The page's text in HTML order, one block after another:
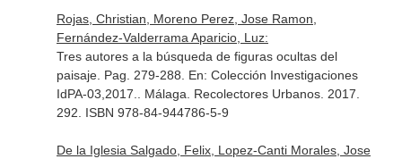
Rojas, Christian, Moreno Perez, Jose Ramon,
Fernández-Valderrama Aparicio, Luz:
Tres autores a la búsqueda de figuras ocultas del
paisaje. Pag. 279-288. En: Colección Investigaciones
IdPA-03,2017.
. Málaga. Recolectores Urbanos. 2017.
292. ISBN 978-84-944786-5-9
De la Iglesia Salgado, Felix, Lopez-Canti Morales, Jose